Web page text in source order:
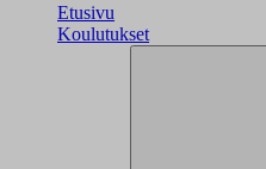
Etusivu
Koulutukset